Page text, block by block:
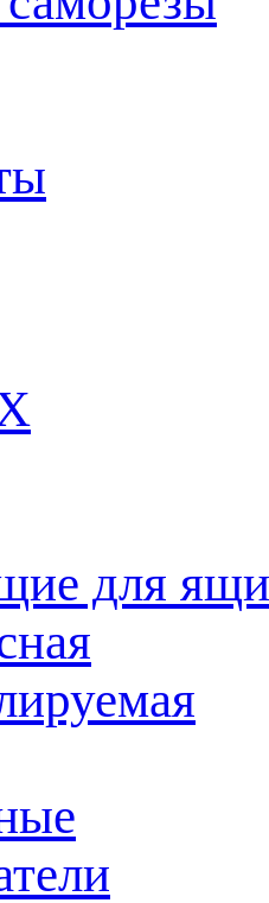
для